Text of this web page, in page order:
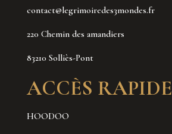
contact@legrimoiredes3mondes.fr
220 Chemin des amandiers
83210 Solliès-Pont
ACCÈS RAPIDE
HOODOO